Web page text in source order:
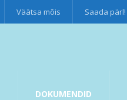
Väätsa mõis Saada pärl!
DOKUMENDID